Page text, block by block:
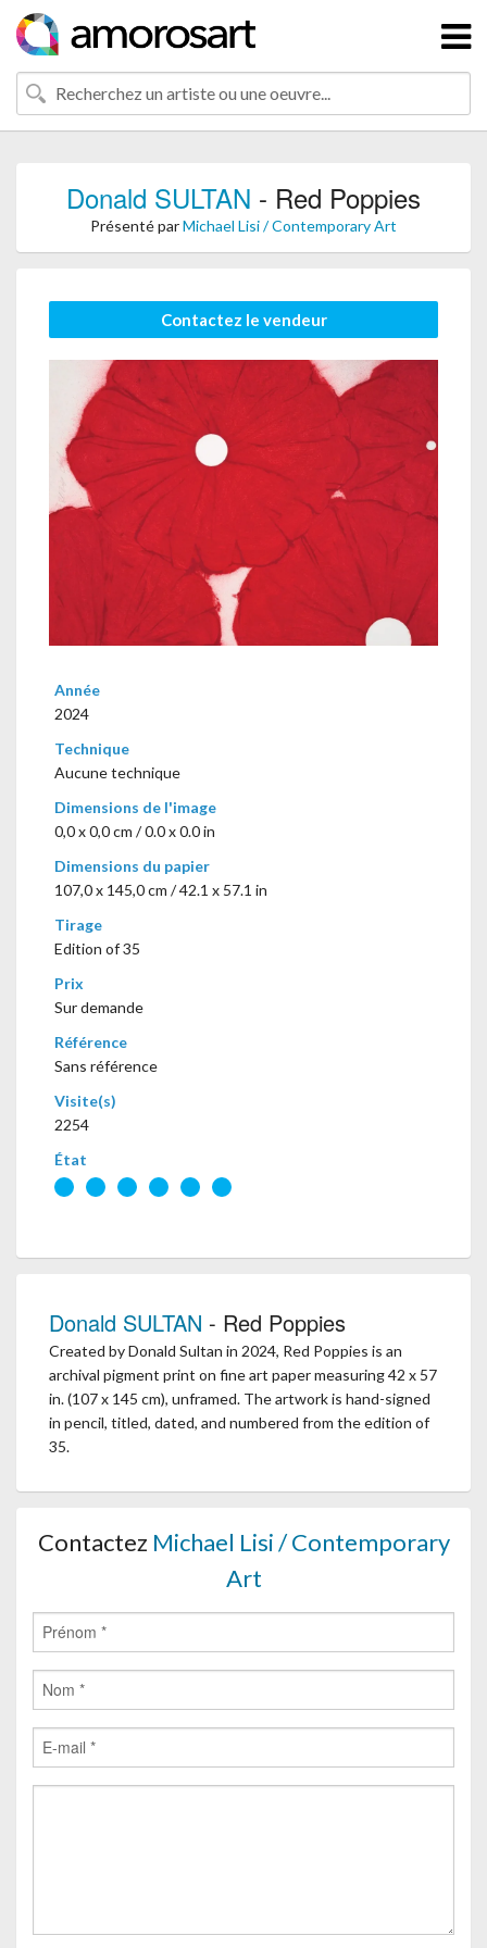
Donald SULTAN - Red Poppies
Présenté parMichael Lisi / Contemporary Art
Contactez le vendeur
Année
2024
Technique
Aucune technique
Dimensions de l'image
0,0 x 0,0 cm / 0.0 x 0.0 in
Dimensions du papier
107,0 x 145,0 cm / 42.1 x 57.1 in
Tirage
Edition of 35
Prix
Sur demande
Référence
Sans référence
Visite(s)
2254
État
Donald SULTAN - Red Poppies
Created by Donald Sultan in 2024, Red Poppies is an
archival pigment print on fine art paper measuring 42 x 57
in. (107 x 145 cm), unframed. The artwork is hand-signed
in pencil, titled, dated, and numbered from the edition of
35.
Contactez Michael Lisi / Contemporary
Art